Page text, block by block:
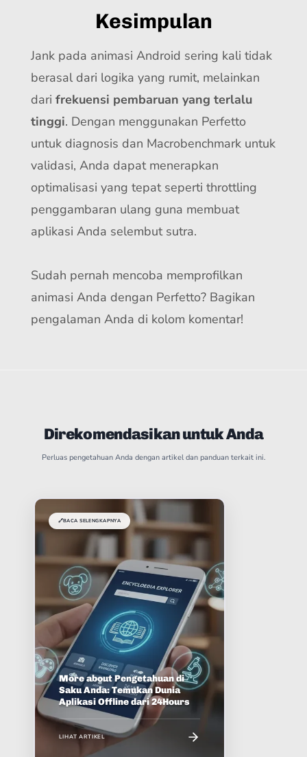
Kesimpulan
Jank pada animasi Android sering kali tidak
berasal dari logika yang rumit, melainkan
dari frekuensi pembaruan yang terlalu
tinggi. Dengan menggunakan Perfetto
untuk diagnosis dan Macrobenchmark untuk
validasi, Anda dapat menerapkan
optimalisasi yang tepat seperti throttling
penggambaran ulang guna membuat
aplikasi Anda selembut sutra.
Sudah pernah mencoba memprofilkan
animasi Anda dengan Perfetto? Bagikan
pengalaman Anda di kolom komentar!
Direkomendasikan untuk Anda
Perluas pengetahuan Anda dengan artikel dan panduan terkait ini.
🔗BACA SELENGKAPNYA
More about Pengetahuan di
Saku Anda: Temukan Dunia
Aplikasi Offline dari 24Hours
LIHAT ARTIKEL